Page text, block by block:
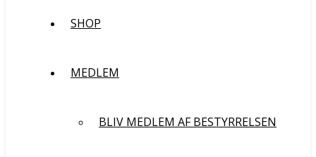
SHOP
MEDLEM
BLIV MEDLEM AF BESTYRRELSEN